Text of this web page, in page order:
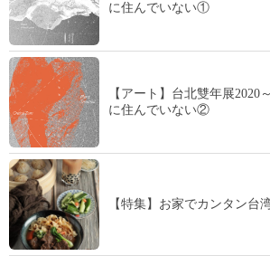
に住んでいない①
【アート】台北雙年展2020
に住んでいない②
【特集】お家でカンタン台